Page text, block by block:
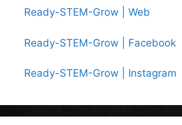
Ready-STEM-Grow | Web
Ready-STEM-Grow | Facebook
Ready-STEM-Grow | Instagram